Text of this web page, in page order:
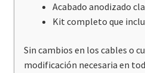
Acabado anodizado
Kit completo que
Sin cambios en los cables o
modificación necesaria en